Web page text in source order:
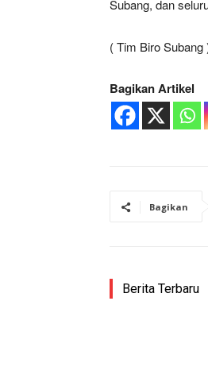
Subang, dan
( Tim Biro Subang
Bagikan Artikel
Bagikan
Berita Terbaru